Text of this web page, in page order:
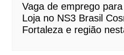
Vaga de emprego
Loja no NS3 Brasil
Fortaleza e região